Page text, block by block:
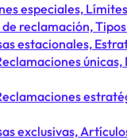
especiales,
reclamación,
estacionales,
exclusivas,